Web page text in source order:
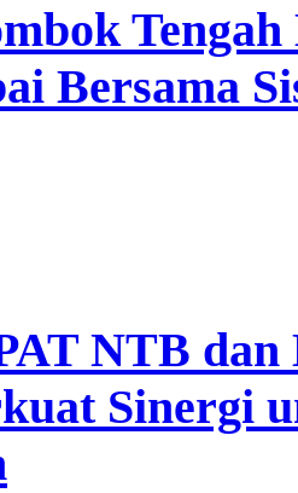
Bersama
NTB
Sinergi